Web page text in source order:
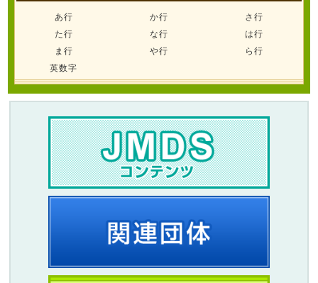
あ行 か行
さ行
た行
な行
は行
ま行
や行
ら行
英数字